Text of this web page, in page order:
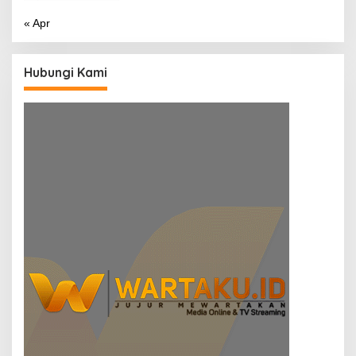
« Apr
Hubungi Kami